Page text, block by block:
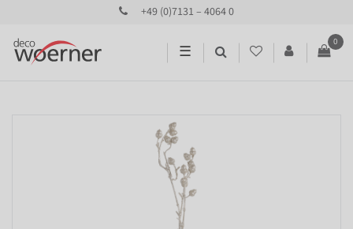
+49 (0)7131 – 4064 0
☰
0